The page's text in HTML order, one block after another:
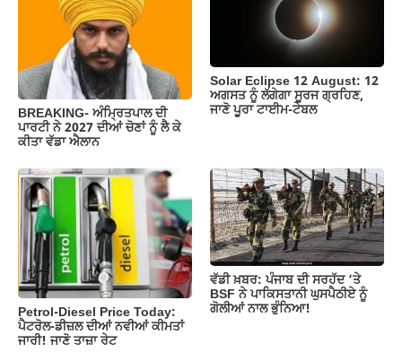
o
o
k
p
p
BREAKING- ਅੰਮ੍ਰਿਤਪਾਲ ਦੀ
ਪਾਰਟੀ ਨੇ 2027 ਦੀਆਂ ਚੋਣਾਂ ਨੂੰ ਲੈ ਕੇ
ਕੀਤਾ ਵੱਡਾ ਐਲਾਨ
Solar Eclipse 12 August: 12
ਅਗਸਤ ਨੂੰ ਲੱਗੇਗਾ ਸੂਰਜ ਗ੍ਰਹਿਣ,
ਜਾਣੋ ਪੂਰਾ ਟਾਈਮ-ਟੇਬਲ
Petrol-Diesel Price Today:
ਪੈਟਰੋਲ-ਡੀਜ਼ਲ ਦੀਆਂ ਨਵੀਆਂ ਕੀਮਤਾਂ
ਜਾਰੀ! ਜਾਣੋ ਤਾਜ਼ਾ ਰੇਟ
ਵੱਡੀ ਖ਼ਬਰ: ਪੰਜਾਬ ਦੀ ਸਰਹੱਦ ‘ਤੇ
BSF ਨੇ ਪਾਕਿਸਤਾਨੀ ਘੁਸਪੈਠੀਏ ਨੂੰ
ਗੋਲੀਆਂ ਨਾਲ ਭੁੰਨਿਆ!